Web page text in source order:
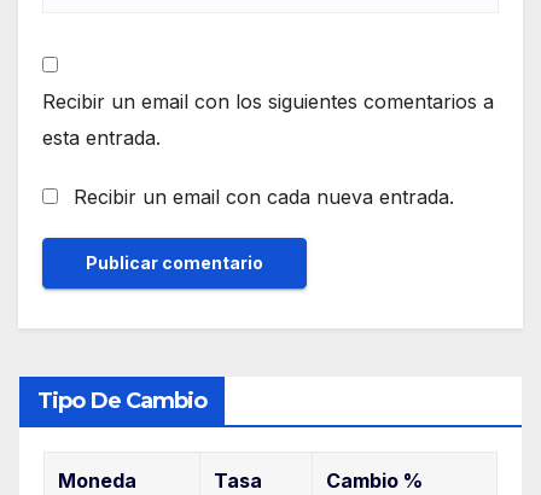
Recibir un email con los siguientes comentarios a
esta entrada.
Recibir un email con cada nueva entrada.
Tipo De Cambio
Moneda Tasa Cambio %